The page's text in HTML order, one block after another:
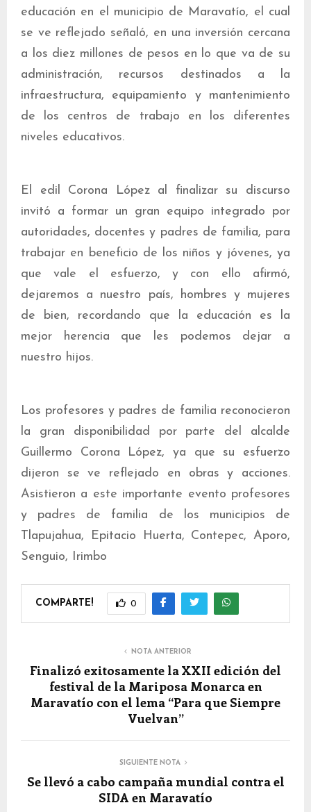
educación en el municipio de Maravatío, el cual
se ve reflejado señaló, en una inversión cercana
a los diez millones de pesos en lo que va de su
administración, recursos destinados a la
infraestructura, equipamiento y mantenimiento
de los centros de trabajo en los diferentes
niveles educativos.
El edil Corona López al finalizar su discurso
invitó a formar un gran equipo integrado por
autoridades, docentes y padres de familia, para
trabajar en beneficio de los niños y jóvenes, ya
que vale el esfuerzo, y con ello afirmó,
dejaremos a nuestro país, hombres y mujeres
de bien, recordando que la educación es la
mejor herencia que les podemos dejar a
nuestro hijos.
Los profesores y padres de familia reconocieron
la gran disponibilidad por parte del alcalde
Guillermo Corona López, ya que su esfuerzo
dijeron se ve reflejado en obras y acciones.
Asistieron a este importante evento profesores
y padres de familia de los municipios de
Tlapujahua, Epitacio Huerta, Contepec, Aporo,
Senguio, Irimbo
COMPARTE! 0
NOTA ANTERIOR
Finalizó exitosamente la XXII edición del
festival de la Mariposa Monarca en
Maravatío con el lema “Para que Siempre
Vuelvan”
SIGUIENTE NOTA
Se llevó a cabo campaña mundial contra el
SIDA en Maravatío